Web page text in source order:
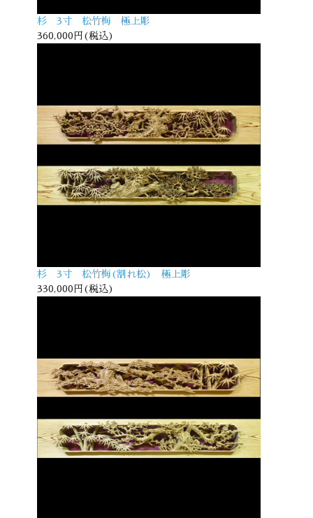
杉 3寸 松竹梅 極上彫
360,000円(税込)
杉 3寸 松竹梅(割れ松) 極上彫
330,000円(税込)